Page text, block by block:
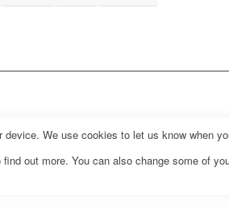
We use cookies to let us know when
out more. You can also change some of